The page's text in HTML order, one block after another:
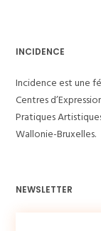
INCIDENCE
Incidence est une
Centres
Pratiques
Wallonie-Bruxelles.
NEWSLETTER